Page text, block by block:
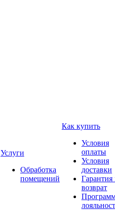
Услуги
Обработка
помещений
Как купить
Условия
оплаты
Условия
доставки
Гарантия
возврат